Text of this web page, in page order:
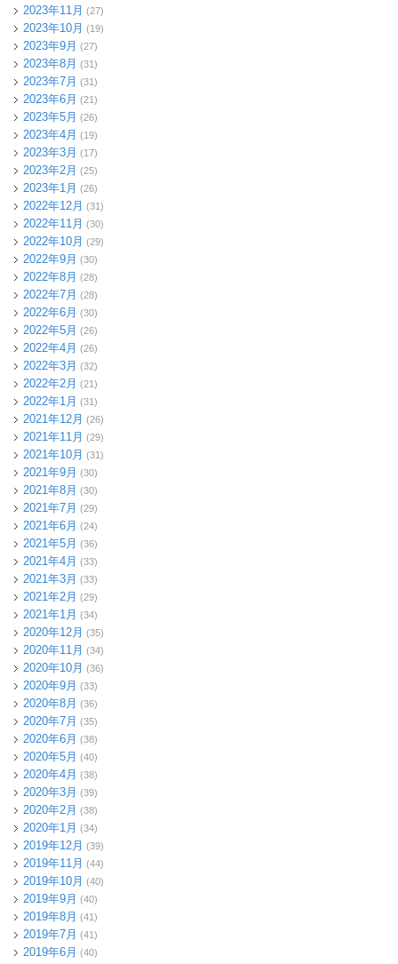
2023年11月 (27)
2023年10月 (19)
2023年9月 (27)
2023年8月 (31)
2023年7月 (31)
2023年6月 (21)
2023年5月 (26)
2023年4月 (19)
2023年3月 (17)
2023年2月 (25)
2023年1月 (26)
2022年12月 (31)
2022年11月 (30)
2022年10月 (29)
2022年9月 (30)
2022年8月 (28)
2022年7月 (28)
2022年6月 (30)
2022年5月 (26)
2022年4月 (26)
2022年3月 (32)
2022年2月 (21)
2022年1月 (31)
2021年12月 (26)
2021年11月 (29)
2021年10月 (31)
2021年9月 (30)
2021年8月 (30)
2021年7月 (29)
2021年6月 (24)
2021年5月 (36)
2021年4月 (33)
2021年3月 (33)
2021年2月 (29)
2021年1月 (34)
2020年12月 (35)
2020年11月 (34)
2020年10月 (36)
2020年9月 (33)
2020年8月 (36)
2020年7月 (35)
2020年6月 (38)
2020年5月 (40)
2020年4月 (38)
2020年3月 (39)
2020年2月 (38)
2020年1月 (34)
2019年12月 (39)
2019年11月 (44)
2019年10月 (40)
2019年9月 (40)
2019年8月 (41)
2019年7月 (41)
2019年6月 (40)